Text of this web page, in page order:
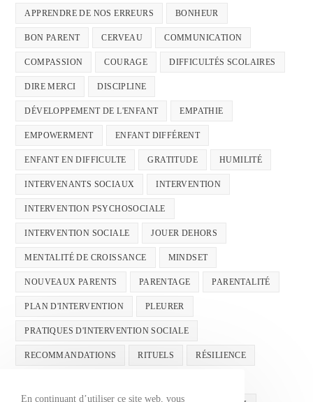
APPRENDRE DE NOS ERREURS BONHEUR
BON PARENT CERVEAU COMMUNICATION
COMPASSION COURAGE DIFFICULTÉS SCOLAIRES
DIRE MERCI DISCIPLINE
DÉVELOPPEMENT DE L'ENFANT EMPATHIE
EMPOWERMENT ENFANT DIFFÉRENT
ENFANT EN DIFFICULTE GRATITUDE HUMILITÉ
INTERVENANTS SOCIAUX INTERVENTION
INTERVENTION PSYCHOSOCIALE
INTERVENTION SOCIALE JOUER DEHORS
MENTALITÉ DE CROISSANCE MINDSET
NOUVEAUX PARENTS PARENTAGE PARENTALITÉ
PLAN D'INTERVENTION PLEURER
PRATIQUES D'INTERVENTION SOCIALE
RECOMMANDATIONS RITUELS RÉSILIENCE
En continuant d’utiliser ce site web, vous